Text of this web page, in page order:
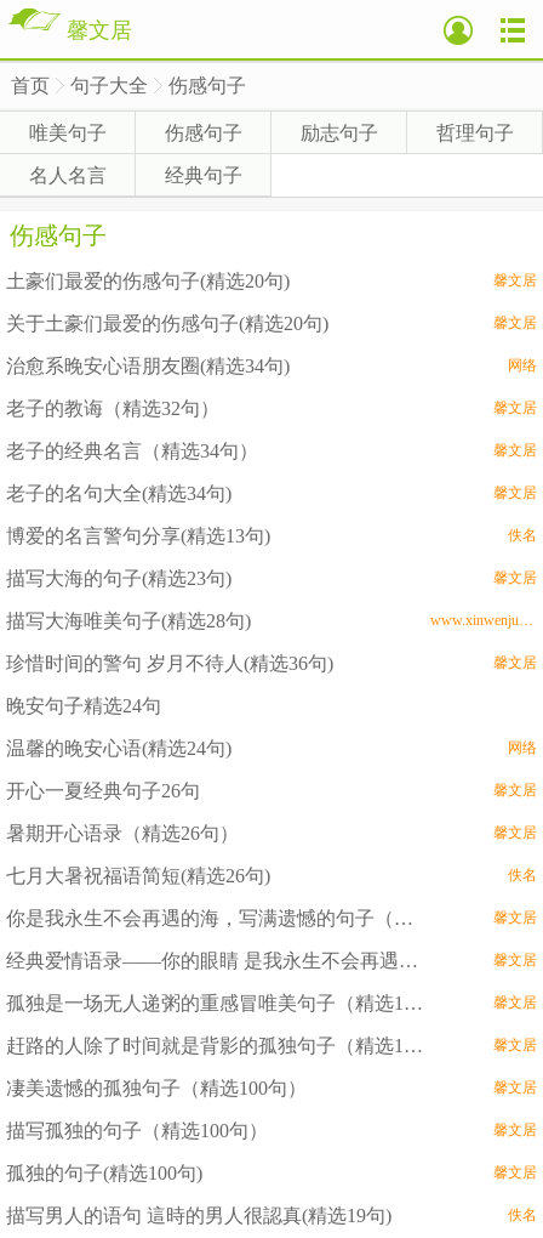
馨文居
首页 句子大全 伤感句子
唯美句子 伤感句子 励志句子 哲理句子
名人名言 经典句子
伤感句子
土豪们最爱的伤感句子(精选20句) 馨文居
关于土豪们最爱的伤感句子(精选20句) 馨文居
治愈系晚安心语朋友圈(精选34句) 网络
老子的教诲（精选32句） 馨文居
老子的经典名言（精选34句） 馨文居
老子的名句大全(精选34句) 馨文居
博爱的名言警句分享(精选13句) 佚名
描写大海的句子(精选23句) 馨文居
描写大海唯美句子(精选28句) www.xinwenju.com
珍惜时间的警句 岁月不待人(精选36句) 馨文居
晚安句子精选24句
温馨的晚安心语(精选24句) 网络
开心一夏经典句子26句 馨文居
暑期开心语录（精选26句） 馨文居
七月大暑祝福语简短(精选26句) 佚名
你是我永生不会再遇的海，写满遗憾的句子（精选28句） 馨文居
经典爱情语录——你的眼睛 是我永生不会再遇的海(精选28句) 馨文居
孤独是一场无人递粥的重感冒唯美句子（精选100句） 馨文居
赶路的人除了时间就是背影的孤独句子（精选100句） 馨文居
凄美遗憾的孤独句子（精选100句） 馨文居
描写孤独的句子（精选100句） 馨文居
孤独的句子(精选100句) 馨文居
描写男人的语句 這時的男人很認真(精选19句) 佚名